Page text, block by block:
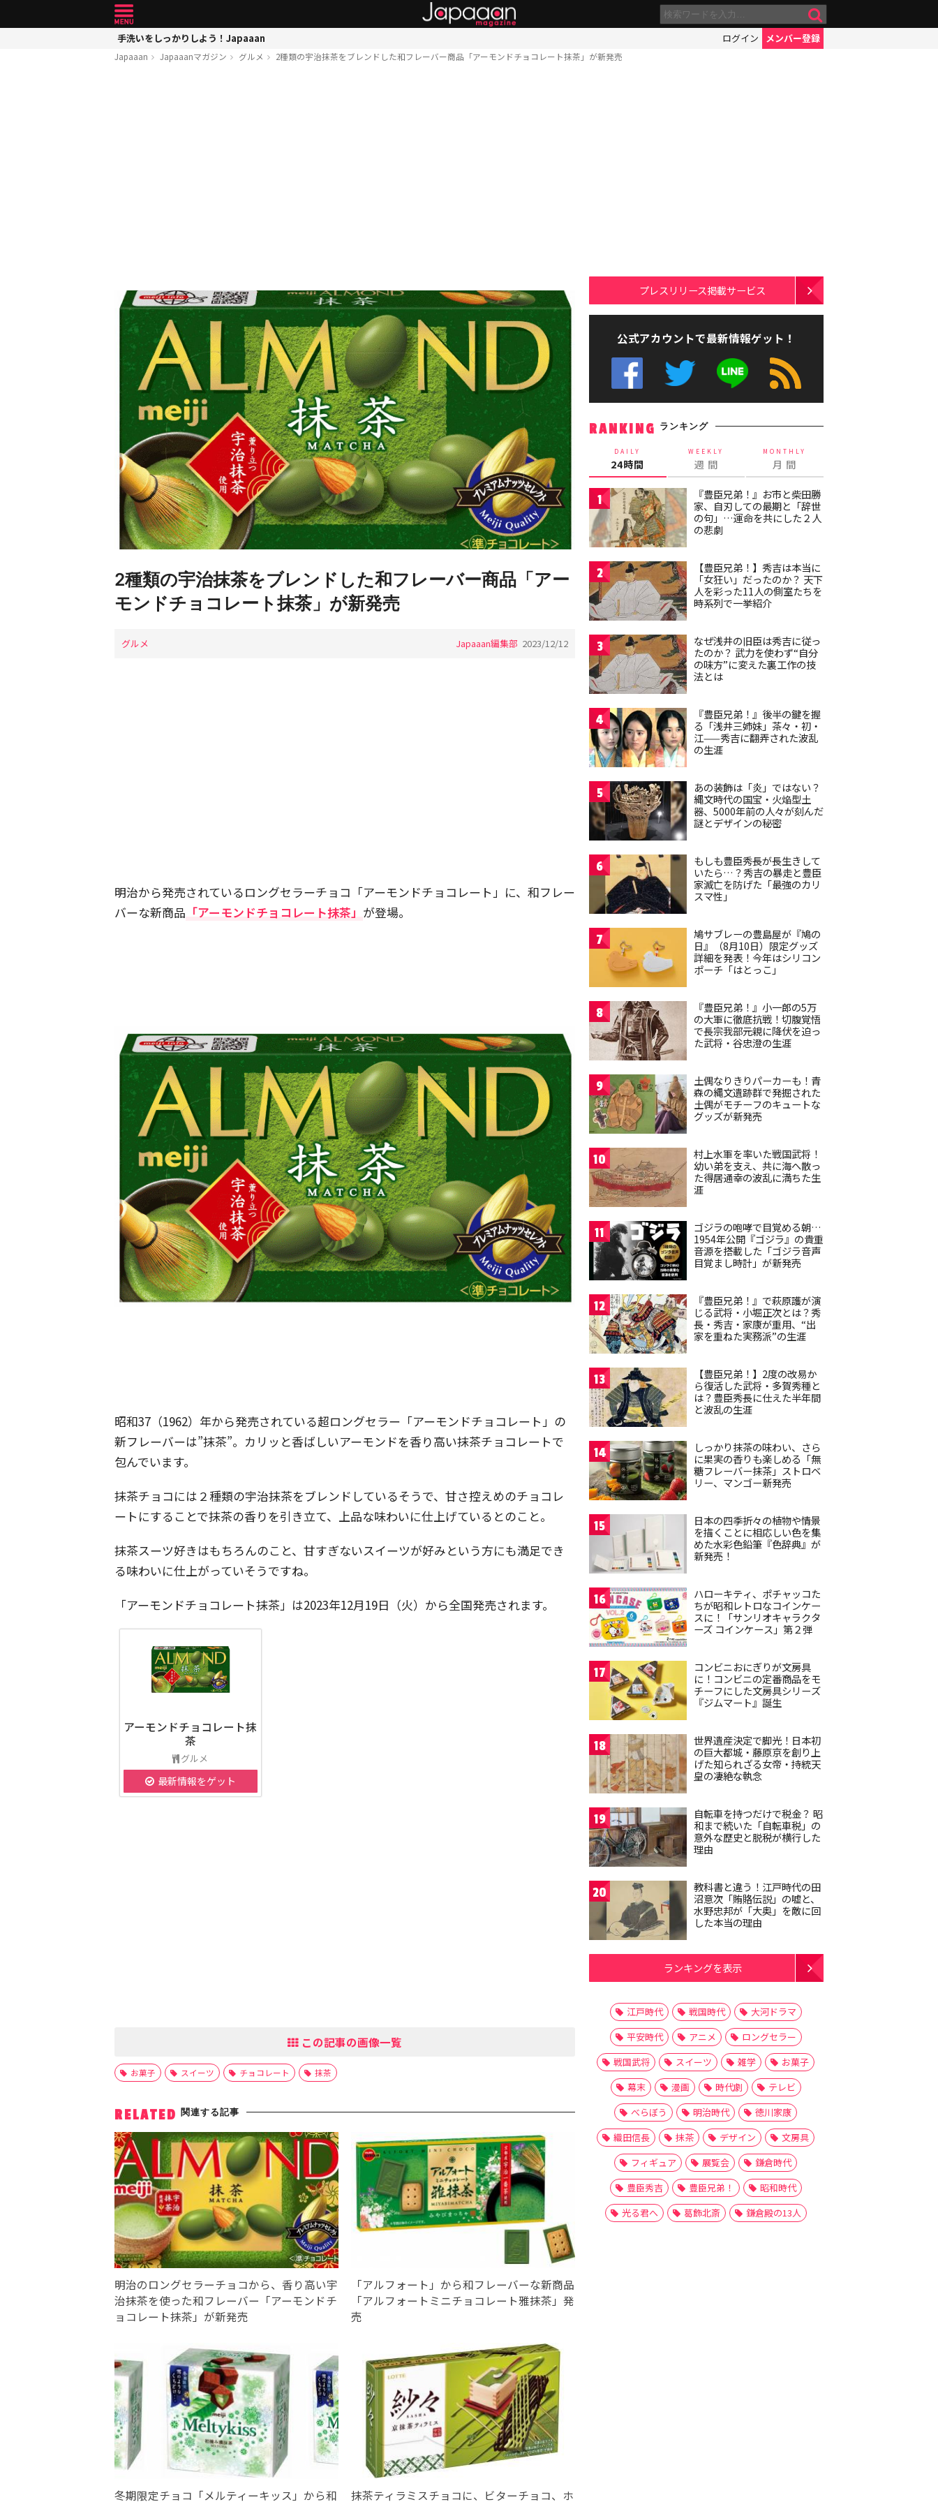
手洗いをしっかりしよう！Japaaan ログイン メンバー登録
Japaaan Japaaanマガジン グルメ 2種類の宇治抹茶をブレンドした和フレーバー商品「アーモンドチョコレート抹茶」が新発売
2種類の宇治抹茶をブレンドした和フレーバー商品「アー
モンドチョコレート抹茶」が新発売
グルメ Japaaan編集部 2023/12/12
明治から発売されているロングセラーチョコ「アーモンドチョコレート」に、和フレー
バーな新商品 「アーモンドチョコレート抹茶」 が登場。
昭和37（1962）年から発売されている超ロングセラー「アーモンドチョコレート」の
新フレーバーは”抹茶”。カリッと香ばしいアーモンドを香り高い抹茶チョコレートで
包んでいます。
抹茶チョコには２種類の宇治抹茶をブレンドしているそうで、甘さ控えめのチョコレ
ートにすることで抹茶の香りを引き立て、上品な味わいに仕上げているとのこと。
抹茶スーツ好きはもちろんのこと、甘すぎないスイーツが好みという方にも満足でき
る味わいに仕上がっていそうですね。
「アーモンドチョコレート抹茶」は2023年12月19日（火）から全国発売されます。
アーモンドチョコレート抹
茶
グルメ
最新情報をゲット
この記事の画像一覧
お菓子 スイーツ チョコレート 抹茶
RELATED 関連する記事
明治のロングセラーチョコから、香り高い宇
治抹茶を使った和フレーバー「アーモンドチ
ョコレート抹茶」が新発売
「アルフォート」から和フレーバーな新商品
「アルフォートミニチョコレート雅抹茶」発
売
冬期限定チョコ「メルティーキッス」から和 抹茶ティラミスチョコに、ビターチョコ、ホ
プレスリリース掲載サービス
公式アカウントで最新情報ゲット！
RANKING ランキング
DAILY
24時間
WEEKLY
週 間
MONTHLY
月 間
1
『豊臣兄弟！』お市と柴田勝
家、自刃しての最期と「辞世
の句」…運命を共にした２人
の悲劇
2
【豊臣兄弟！】秀吉は本当に
「女狂い」だったのか？ 天下
人を彩った11人の側室たちを
時系列で一挙紹介
3
なぜ浅井の旧臣は秀吉に従っ
たのか？ 武力を使わず“自分
の味方”に変えた裏工作の技
法とは
4
『豊臣兄弟！』後半の鍵を握
る「浅井三姉妹」茶々・初・
江——秀吉に翻弄された波乱
の生涯
5
あの装飾は「炎」ではない？
縄文時代の国宝・火焔型土
器、5000年前の人々が刻んだ
謎とデザインの秘密
6
もしも豊臣秀長が長生きして
いたら…？秀吉の暴走と豊臣
家滅亡を防げた「最強のカリ
スマ性」
7
鳩サブレーの豊島屋が『鳩の
日』（8月10日）限定グッズ
詳細を発表！今年はシリコン
ポーチ「はとっこ」
8
『豊臣兄弟！』小一郎の5万
の大軍に徹底抗戦！切腹覚悟
で長宗我部元親に降伏を迫っ
た武将・谷忠澄の生涯
9
土偶なりきりパーカーも！青
森の縄文遺跡群で発掘された
土偶がモチーフのキュートな
グッズが新発売
10
村上水軍を率いた戦国武将！
幼い弟を支え、共に海へ散っ
た得居通幸の波乱に満ちた生
涯
11
ゴジラの咆哮で目覚める朝…
1954年公開『ゴジラ』の貴重
音源を搭載した「ゴジラ音声
目覚まし時計」が新発売
12
『豊臣兄弟！』で萩原護が演
じる武将・小堀正次とは？秀
長・秀吉・家康が重用、“出
家を重ねた実務派”の生涯
13
【豊臣兄弟！】2度の改易か
ら復活した武将・多賀秀種と
は？豊臣秀長に仕えた半年間
と波乱の生涯
14
しっかり抹茶の味わい、さら
に果実の香りも楽しめる「無
糖フレーバー抹茶」ストロベ
リー、マンゴー新発売
15
日本の四季折々の植物や情景
を描くことに相応しい色を集
めた水彩色鉛筆『色辞典』が
新発売！
16
ハローキティ、ポチャッコた
ちが昭和レトロなコインケー
スに！「サンリオキャラクタ
ーズ コインケース」第２弾
17
コンビニおにぎりが文房具
に！コンビニの定番商品をモ
チーフにした文房具シリーズ
『ジムマート』誕生
18
世界遺産決定で脚光！日本初
の巨大都城・藤原京を創り上
げた知られざる女帝・持統天
皇の凄絶な執念
19
自転車を持つだけで税金？ 昭
和まで続いた「自転車税」の
意外な歴史と脱税が横行した
理由
20
教科書と違う！江戸時代の田
沼意次「賄賂伝説」の嘘と、
水野忠邦が「大奥」を敵に回
した本当の理由
ランキングを表示
江戸時代 戦国時代
大河ドラマ
平安時代
アニメ
ロングセラー
戦国武将
スイーツ 雑学
お菓子
幕末
漫画 時代劇
テレビ
べらぼう
明治時代
徳川家康
織田信長
抹茶 デザイン
文房具
フィギュア
展覧会
鎌倉時代
豊臣秀吉
豊臣兄弟！
昭和時代
光る君へ
葛飾北斎 鎌倉殿の13人